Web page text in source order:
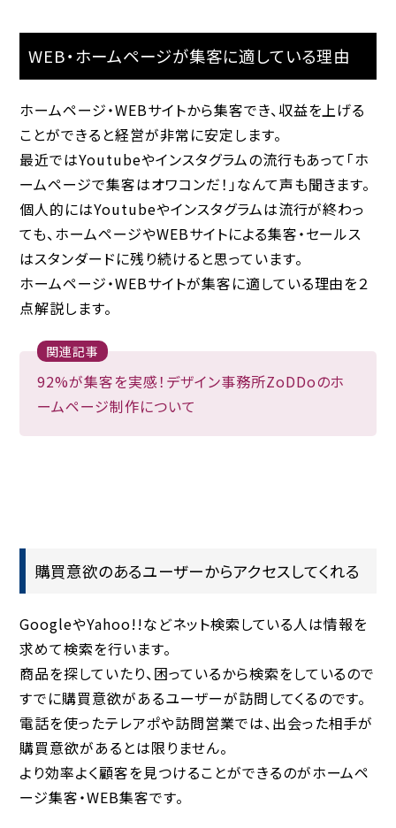
WEB・ホームページが集客に適している理由
ホームページ・WEBサイトから集客でき、収益を上げる
ことができると経営が非常に安定します。
最近ではYoutubeやインスタグラムの流行もあって「ホ
ームページで集客はオワコンだ！」なんて声も聞きます。
個人的にはYoutubeやインスタグラムは流行が終わっ
ても、ホームページやWEBサイトによる集客・セールス
はスタンダードに残り続けると思っています。
ホームページ・WEBサイトが集客に適している理由を２
点解説します。
関連記事
92%が集客を実感！デザイン事務所ZoDDoのホ
ームページ制作について
購買意欲のあるユーザーからアクセスしてくれる
GoogleやYahoo!!などネット検索している人は情報を
求めて検索を行います。
商品を探していたり、困っているから検索をしているので
すでに購買意欲があるユーザーが訪問してくるのです。
電話を使ったテレアポや訪問営業では、出会った相手が
購買意欲があるとは限りません。
より効率よく顧客を見つけることができるのがホームペ
ージ集客・WEB集客です。